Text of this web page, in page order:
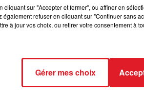
13 juillet 2026
cliquant sur "Accepter et fermer", ou affiner en
également refuser en cliquant sur "Continuer sans
à jour vos choix, ou retirer votre consentement à
Gérer mes choix